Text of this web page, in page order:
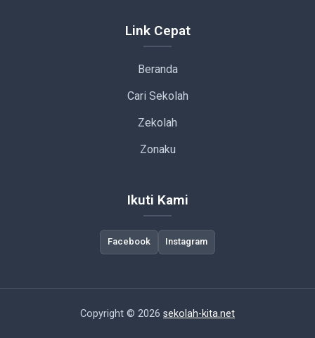
Link Cepat
Beranda
Cari Sekolah
Zekolah
Zonaku
Ikuti Kami
Facebook Instagram
Copyright © 2026 sekolah-kita.net